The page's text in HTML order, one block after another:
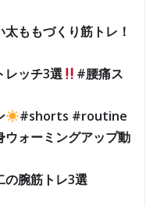
ももづくり筋トレ！
レッチ3選
#腰痛ス
#shorts #routine
ォーミングアップ動
の腕筋トレ3選